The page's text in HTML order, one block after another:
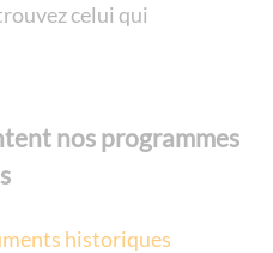
celui qui
nos programmes
historiques